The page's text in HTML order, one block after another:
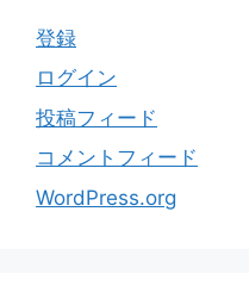
登録
ログイン
投稿フィード
コメントフィード
WordPress.org